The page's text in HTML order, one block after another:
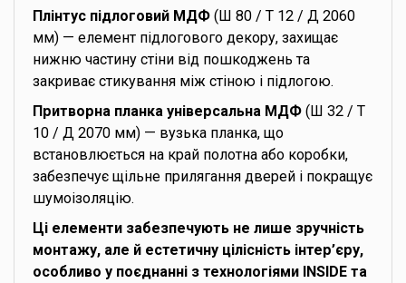
Плінтус підлоговий МДФ (Ш 80 / Т 12 / Д 2060
мм) — елемент підлогового декору, захищає
нижню частину стіни від пошкоджень та
закриває стикування між стіною і підлогою.
Притворна планка універсальна МДФ (Ш 32 / Т
10 / Д 2070 мм) — вузька планка, що
встановлюється на край полотна або коробки,
забезпечує щільне прилягання дверей і покращує
шумоізоляцію.
Ці елементи забезпечують не лише зручність
монтажу, але й естетичну цілісність інтер’єру,
особливо у поєднанні з технологіями INSIDE та